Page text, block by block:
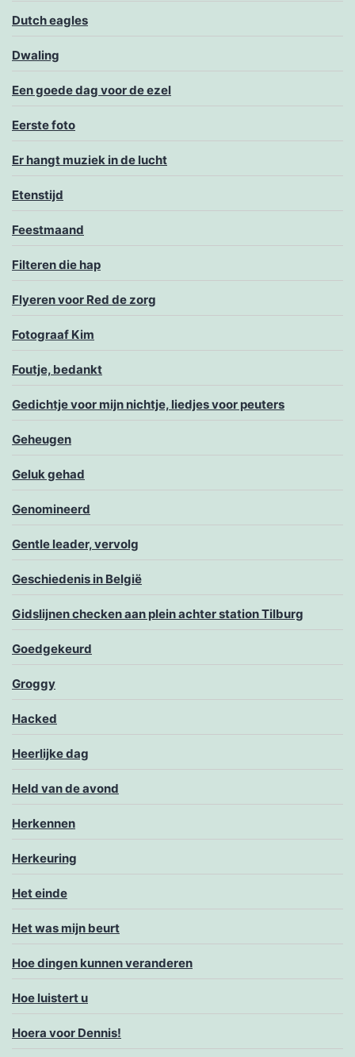
Dutch eagles
Dwaling
Een goede dag voor de ezel
Eerste foto
Er hangt muziek in de lucht
Etenstijd
Feestmaand
Filteren die hap
Flyeren voor Red de zorg
Fotograaf Kim
Foutje, bedankt
Gedichtje voor mijn nichtje, liedjes voor peuters
Geheugen
Geluk gehad
Genomineerd
Gentle leader, vervolg
Geschiedenis in België
Gidslijnen checken aan plein achter station Tilburg
Goedgekeurd
Groggy
Hacked
Heerlijke dag
Held van de avond
Herkennen
Herkeuring
Het einde
Het was mijn beurt
Hoe dingen kunnen veranderen
Hoe luistert u
Hoera voor Dennis!